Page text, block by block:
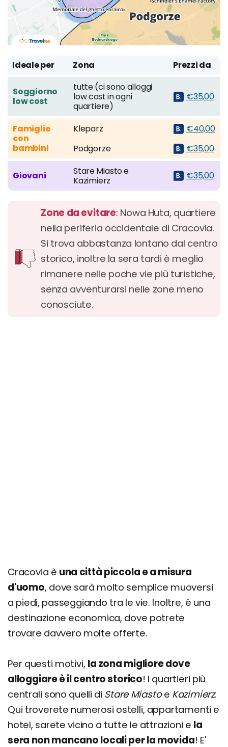
Ideale per Zona Prezzi da
Soggiorno
low cost
tutte (ci sono alloggi
low cost in ogni
quartiere)
€35,00
Famiglie
con
bambini
Kleparz
€40,00
Podgorze
€35,00
Giovani
Stare Miasto e
Kazimierz
€35,00
Zone da evitare: Nowa Huta, quartiere
nella periferia occidentale di Cracovia.
Si trova abbastanza lontano dal centro
storico, inoltre la sera tardi è meglio
rimanere nelle poche vie più turistiche,
senza avventurarsi nelle zone meno
conosciute.
Cracovia è una città piccola e a misura
d'uomo, dove sarà molto semplice muoversi
a piedi, passeggiando tra le vie. Inoltre, è una
destinazione economica, dove potrete
trovare davvero molte offerte.
Per questi motivi, la zona migliore dove
alloggiare è il centro storico! I quartieri più
centrali sono quelli di Stare Miastoe Kazimierz.
Qui troverete numerosi ostelli, appartamenti e
hotel, sarete vicino a tutte le attrazioni e la
sera non mancano locali per la movida! E'